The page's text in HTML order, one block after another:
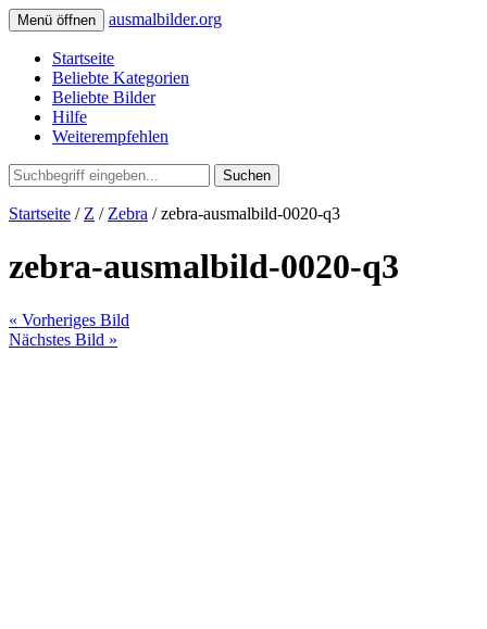
Menü öffnen ausmalbilder.org
Startseite
Beliebte Kategorien
Beliebte Bilder
Hilfe
Weiterempfehlen
Suchen
Startseite / Z / Zebra / zebra-ausmalbild-0020-q3
zebra-ausmalbild-0020-q3
« Vorheriges Bild
Nächstes Bild »